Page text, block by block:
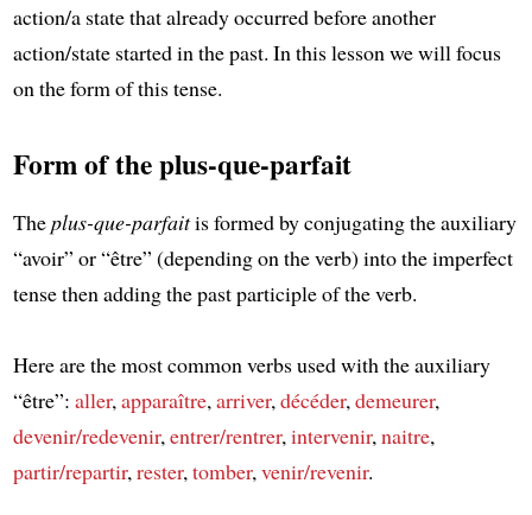
action/a state that already occurred before another
action/state started in the past. In this lesson we will focus
on the form of this tense.
Form of the plus-que-parfait
Theplus-que-parfaitis formed by conjugating the auxiliary
“avoir” or “être” (depending on the verb) into the imperfect
tense then adding the past participle of the verb.
Here are the most common verbs used with the auxiliary
“être”: aller, apparaître, arriver, décéder, demeurer,
devenir/redevenir, entrer/rentrer, intervenir, naitre,
partir/repartir, rester, tomber, venir/revenir.